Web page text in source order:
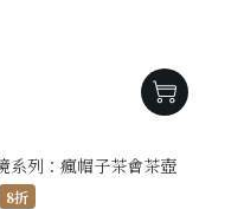
列：瘋帽子茶會茶壺
8折